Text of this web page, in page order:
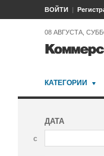
ВОЙТИ
08 АВГУСТА,
КАТЕГОРИИ
ДАТА
с